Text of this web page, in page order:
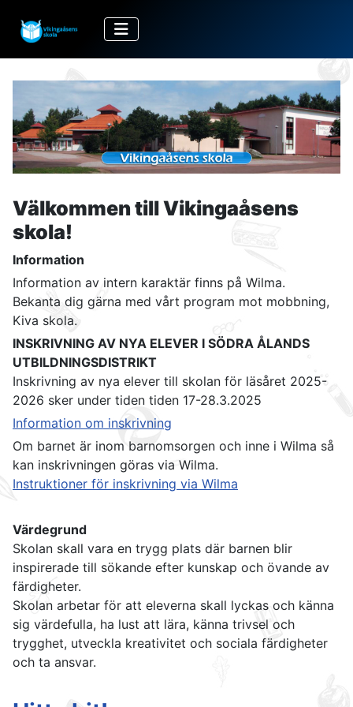
Välkommen till Vikingaåsens
skola!
Information
Information av intern karaktär finns på Wilma.
Bekanta dig gärna med vårt program mot mobbning,
Kiva skola.
INSKRIVNING AV NYA ELEVER I SÖDRA ÅLANDS
UTBILDNINGSDISTRIKT
Inskrivning av nya elever till skolan för läsåret 2025-
2026 sker under tiden tiden 17-28.3.2025
Information om inskrivning
Om barnet är inom barnomsorgen och inne i Wilma så
kan inskrivningen göras via Wilma.
Instruktioner för inskrivning via Wilma
Värdegrund
Skolan skall vara en trygg plats där barnen blir
inspirerade till sökande efter kunskap och övande av
färdigheter.
Skolan arbetar för att eleverna skall lyckas och känna
sig värdefulla, ha lust att lära, känna trivsel och
trygghet, utveckla kreativitet och sociala färdigheter
och ta ansvar.